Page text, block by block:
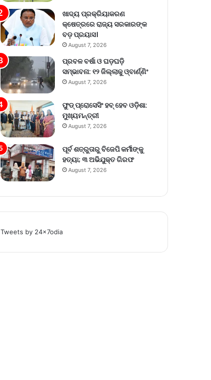
ଖାଦ୍ୟ ପ୍ରକ୍ରିୟାକରଣ
କ୍ଷେତ୍ରରେ ରାଜ୍ୟ ସରକାରଙ୍କ
ବଡ଼ ପ୍ରୟାସ।
August 7, 2026
ପ୍ରବଳ ବର୍ଷା ଓ ଘଡ଼ଘଡ଼ି
ସମ୍ଭାବନା: ୧୨ ଜିଲ୍ଲାକୁ ଓ୍ବାର୍ଣ୍ଣିଂ
August 7, 2026
ଫୁଡ୍ ପ୍ରୋସେସିଂ ହବ୍ ହେବ ଓଡ଼ିଶା:
ମୁଖ୍ୟମନ୍ତ୍ରୀ
August 7, 2026
ପୂର୍ବ ଶତ୍ରୁତାରୁ ବିଜେପି କର୍ମୀଙ୍କୁ
ହତ୍ୟା; ୩ ଅଭିଯୁକ୍ତ ଗିରଫ
August 7, 2026
Tweets by 24x7odia